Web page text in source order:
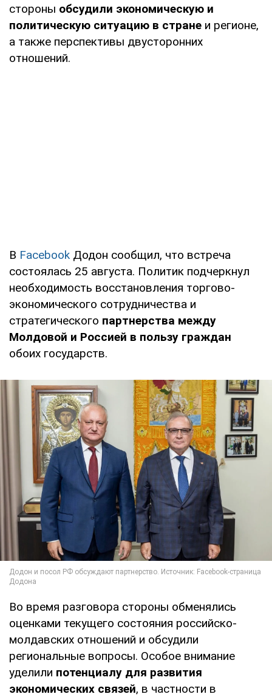
стороны обсудили экономическую и
политическую ситуацию в стране и регионе,
а также перспективы двусторонних
отношений.
В Facebook Додон сообщил, что встреча
состоялась 25 августа. Политик подчеркнул
необходимость восстановления торгово-
экономического сотрудничества и
стратегического партнерства между
Молдовой и Россией в пользу граждан
обоих государств.
Во время разговора стороны обменялись
оценками текущего состояния российско-
молдавских отношений и обсудили
региональные вопросы. Особое внимание
уделили потенциалу для развития
экономических связей, в частности в